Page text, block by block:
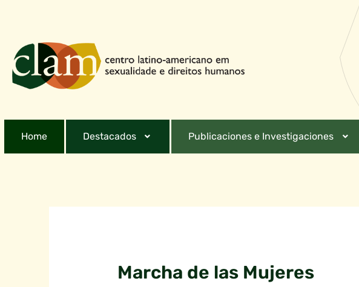
Home Destacados Publicaciones e Investigaciones
Marcha de las Mujeres